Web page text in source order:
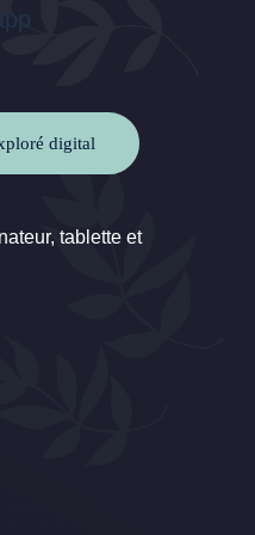
digital
tablette et